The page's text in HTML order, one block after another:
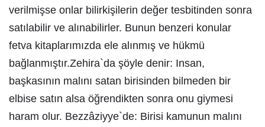
verilmişse onlar bilirkişilerin değer tesbitinden sonra
satılabilir ve alınabilirler. Bunun benzeri konular
fetva kitaplarımızda ele alınmış ve hükmü
bağlanmıştır.Zehira`da şöyle denir: Insan,
başkasının malını satan birisinden bilmeden bir
elbise satın alsa öğrendikten sonra onu giymesi
haram olur. Bezzâziyye`de: Birisi kamunun malını